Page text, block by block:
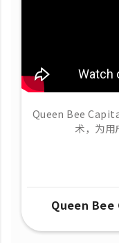
Queen Bee
术，为用
Queen